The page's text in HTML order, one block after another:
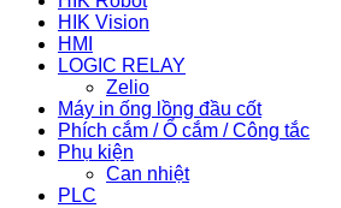
HIK Vision
HMI
LOGIC RELAY
Zelio
Máy in ống lồng đầu cốt
Phích cắm / Ổ cắm / Công tắc
Phụ kiện
Can nhiệt
PLC